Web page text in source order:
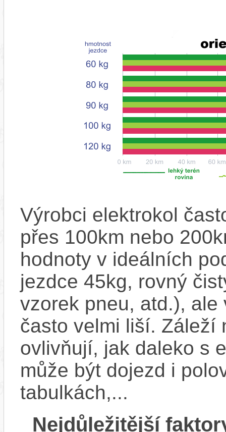
Výrobci elektrokol
přes 100km nebo
hodnoty v ideálních
jezdce 45kg, rovný
vzorek pneu, atd.),
často velmi liší. Záleží
ovlivňují, jak daleko s
může být dojezd i
tabulkách,...
Nejdůležitější